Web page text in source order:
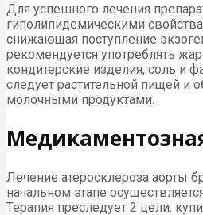
Для успешного лечения
гиполипидемическими
снижающая поступление
рекомендуется употреблять
кондитерские изделия, соль и
следует растительной пищей и
молочными продуктами.
Лечение атеросклероза аорты
начальном этапе
Терапия преследует 2 цели: